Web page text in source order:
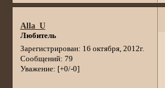
Alla_U
Любитель
Зарегистрирован: 16 октября, 2012г.
Сообщений: 79
Уважение: [+0/-0]